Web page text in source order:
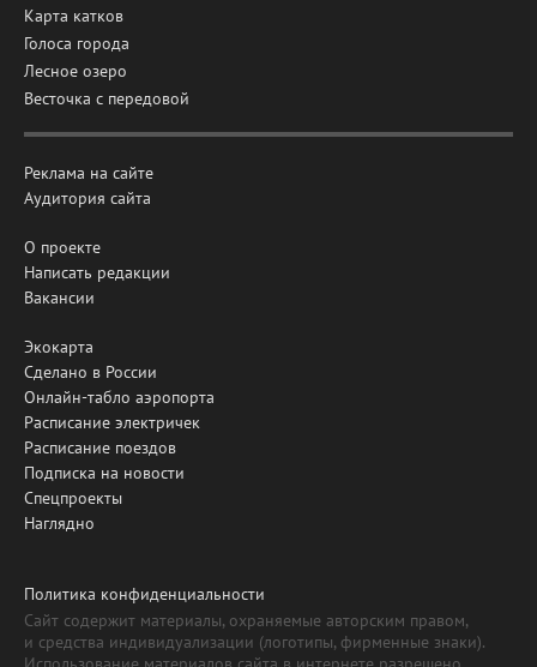
Карта катков
Голоса города
Лесное озеро
Весточка с передовой
Реклама на сайте
Аудитория сайта
О проекте
Написать редакции
Вакансии
Экокарта
Сделано в России
Онлайн-табло аэропорта
Расписание электричек
Расписание поездов
Подписка на новости
Спецпроекты
Наглядно
Политика конфиденциальности
Сайт содержит материалы, охраняемые авторским правом,
и средства индивидуализации (логотипы, фирменные знаки).